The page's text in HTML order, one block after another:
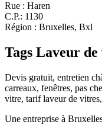
Rue : Haren
C.P.: 1130
Région : Bruxelles, Bxl
Tags Laveur
Devis gratuit, entretien
carreaux, fenêtres, pas
vitre, tarif laveur de
Une entreprise à